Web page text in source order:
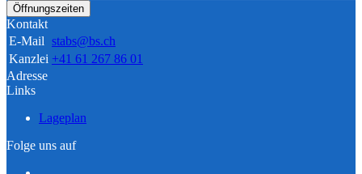
Öffnungszeiten
Kontakt
E-Mail stabs@bs.ch
Kanzlei +41 61 267 86 01
Adresse
Links
Lageplan
Folge uns auf